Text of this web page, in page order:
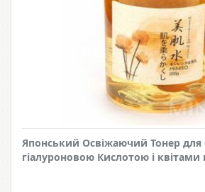
Японський Освіжаючий Тонер для
гіалуроновою Кислотою і квітами